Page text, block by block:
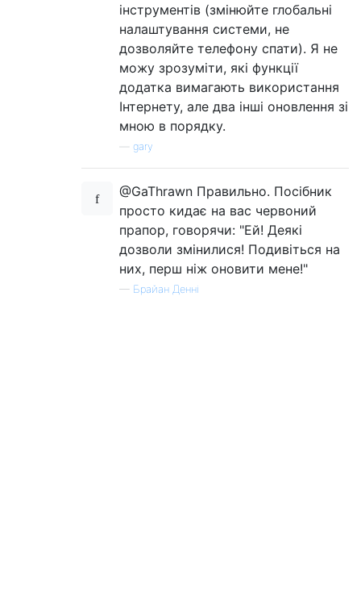
інструментів (змінюйте глобальні
налаштування системи, не
дозволяйте телефону спати). Я не
можу зрозуміти, які функції
додатка вимагають використання
Інтернету, але два інші оновлення зі
мною в порядку.
gary
@GaThrawn Правильно. Посібник
просто кидає на вас червоний
прапор, говорячи: "Ей! Деякі
дозволи змінилися! Подивіться на
них, перш ніж оновити мене!"
— Брайан Денні